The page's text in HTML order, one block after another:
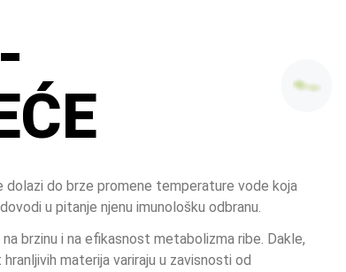
dolazi do brze promene temperature vode koja
u pitanje njenu imunološku odbranu.
brzinu i na efikasnost metabolizma ribe. Dakle,
materija variraju u zavisnosti od